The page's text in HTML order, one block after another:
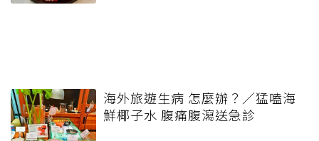
海外旅遊生病 怎麼辦？／猛嗑海
鮮椰子水 腹痛腹瀉送急診